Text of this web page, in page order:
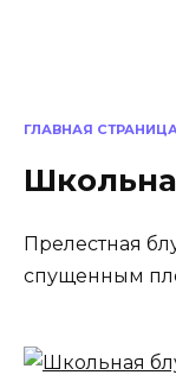
ГЛАВНАЯ
Прелестная
спущенным